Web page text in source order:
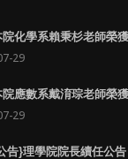
化學系賴秉杉老師榮
29
應數系戴淯琮老師榮
29
告}理學院院長續任公告